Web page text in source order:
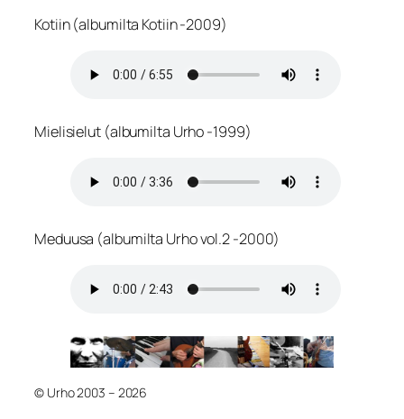
Kotiin (albumilta Kotiin -2009)
Mielisielut (albumilta Urho -1999)
Meduusa (albumilta Urho vol.2 -2000)
© Urho 2003 – 2026